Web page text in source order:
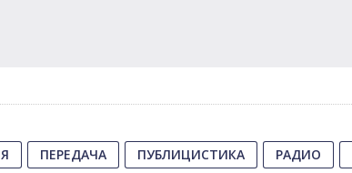
ПЕРЕДАЧА ПУБЛИЦИСТИКА РАДИО